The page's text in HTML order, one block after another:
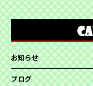
お知らせ
ブログ